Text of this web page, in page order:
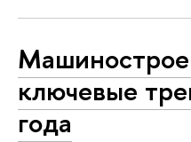
ключевые
года